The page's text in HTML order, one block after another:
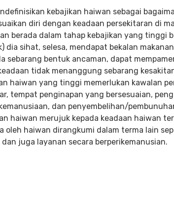
kebajikan haiwan sebagai
diri dengan keadaan persekitaran di
berada dalam tahap kebajikan yang tinggi
dia sihat, selesa, mendapat bekalan
sebarang bentuk ancaman, dapat
tidak menanggung sebarang
haiwan yang tinggi memerlukan kawalan
tempat penginapan yang bersesuaian,
dan penyembelihan/
haiwan merujuk kepada keadaan haiwan
oleh haiwan dirangkumi dalam terma lain
juga layanan secara berperikemanusian.